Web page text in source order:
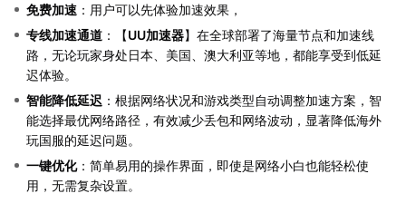
免费加速 ：用户可以先体验加速效果，
专线加速通道 ：【UU加速器】在全球部署了海量节点和加速线
路，无论玩家身处日本、美国、澳大利亚等地，都能享受到低延
迟体验。
智能降低延迟 ：根据网络状况和游戏类型自动调整加速方案，智
能选择最优网络路径，有效减少丢包和网络波动，显著降低海外
玩国服的延迟问题。
一键优化：简单易用的操作界面，即使是网络小白也能轻松使
用，无需复杂设置。